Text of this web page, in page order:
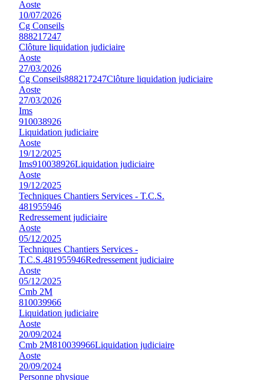
Aoste
10/07/2026
Cg Conseils
888217247
Clôture liquidation judiciaire
Aoste
27/03/2026
Cg Conseils888217247Clôture liquidation judiciaire
Aoste
27/03/2026
Ims
910038926
Liquidation judiciaire
Aoste
19/12/2025
Ims910038926Liquidation judiciaire
Aoste
19/12/2025
Techniques Chantiers Services - T.C.S.
481955946
Redressement judiciaire
Aoste
05/12/2025
Techniques Chantiers Services -
T.C.S.481955946Redressement judiciaire
Aoste
05/12/2025
Cmb 2M
810039966
Liquidation judiciaire
Aoste
20/09/2024
Cmb 2M810039966Liquidation judiciaire
Aoste
20/09/2024
Personne physique